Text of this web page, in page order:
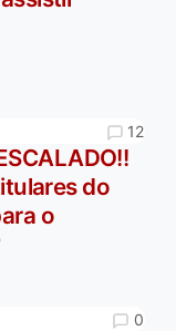
12
do
o
0